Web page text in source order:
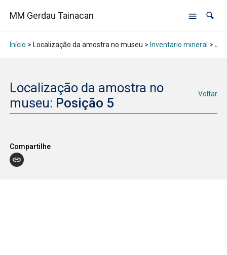
MM Gerdau Tainacan
Início > Localização da amostra no museu > Inventario mineral >
Localização da amostra no
museu: Posição 5
Voltar
Compartilhe